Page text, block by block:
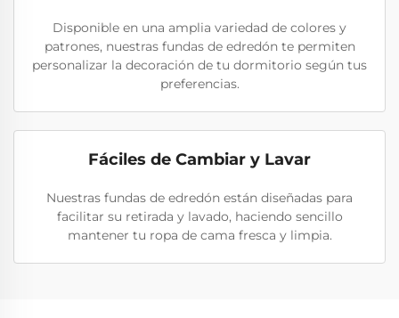
Disponible en una amplia variedad de colores y
patrones, nuestras fundas de edredón te permiten
personalizar la decoración de tu dormitorio según tus
preferencias.
Fáciles de Cambiar y Lavar
Nuestras fundas de edredón están diseñadas para
facilitar su retirada y lavado, haciendo sencillo
mantener tu ropa de cama fresca y limpia.